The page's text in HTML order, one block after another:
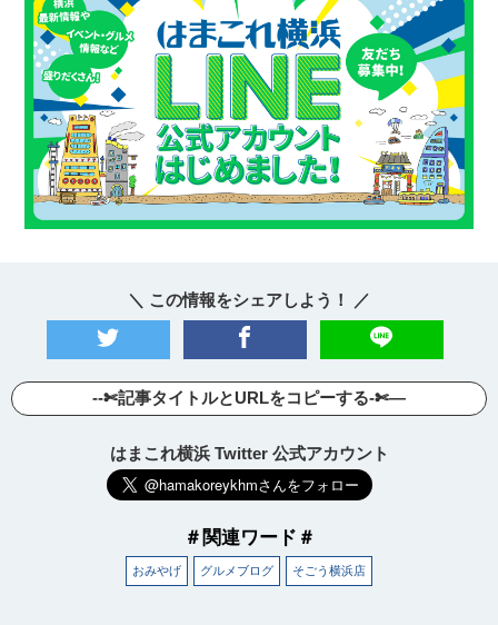
＼ この情報をシェアしよう！ ／
--✄記事タイトルとURLをコピーする-✄—
はまこれ横浜 Twitter 公式アカウント
＃関連ワード＃
おみやげ グルメブログ そごう横浜店